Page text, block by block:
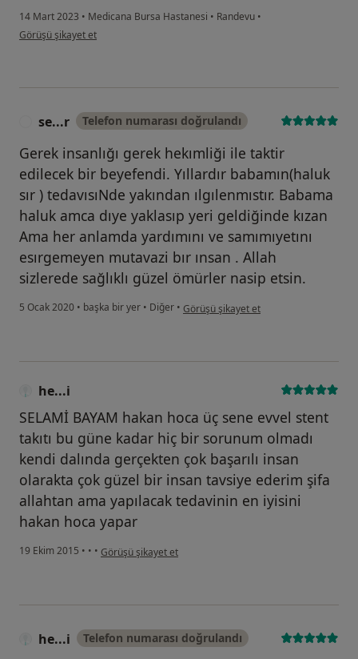
14 Mart 2023 • Medicana Bursa Hastanesi • Randevu •
kullanıcının görüşüne göre ş....k
Görüşü şikayet et
se...r Telefon numarası doğrulandı
Gerek insanlığı gerek hekımliği ile taktir
edilecek bir beyefendi. Yıllardır babamın(haluk
sır ) tedavısıNde yakından ılgılenmıstır. Babama
haluk amca dıye yaklasıp yeri geldiğinde kızan
Ama her anlamda yardımını ve samımıyetını
esırgemeyen mutavazi bır ınsan . Allah
sizlerede sağlıklı güzel ömürler nasip etsin.
5 Ocak 2020 • başka bir yer • Diğer • kullanıcının görüşüne göre se...r
Görüşü şikayet et
he...i
SELAMİ BAYAM hakan hoca üç sene evvel stent
takıtı bu güne kadar hiç bir sorunum olmadı
kendi dalında gerçekten çok başarılı insan
olarakta çok güzel bir insan tavsiye ederim şifa
allahtan ama yapılacak tedavinin en iyisini
hakan hoca yapar
19 Ekim 2015 • • • kullanıcının görüşüne göre he...i
Görüşü şikayet et
he...i Telefon numarası doğrulandı